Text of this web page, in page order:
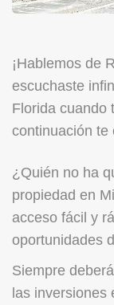
¡Hablemos de
escuchaste
Florida cuando
continuación te
¿Quién no ha
propiedad en
acceso fácil y
oportunidades
Siempre
las